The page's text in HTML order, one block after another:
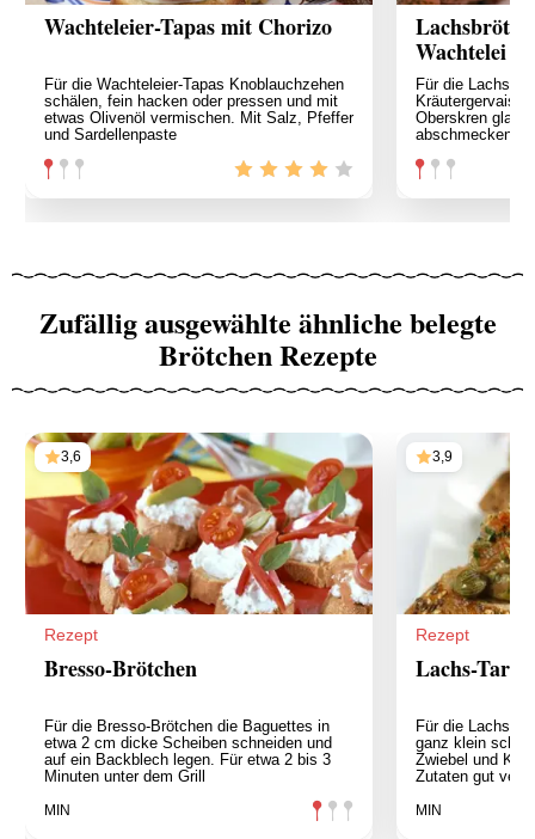
Wachteleier-Tapas mit Chorizo
Für die Wachteleier-Tapas Knoblauchzehen
schälen, fein hacken oder pressen und mit
etwas Olivenöl vermischen. Mit Salz, Pfeffer
und Sardellenpaste
Wachtelei
Für die
Kräutergervais
Oberskren glatt
abschmecken.
Zufällig ausgewählte ähnliche belegte
Brötchen Rezepte
3,6
Rezept
Bresso-Brötchen
Für die Bresso-Brötchen die Baguettes in
etwa 2 cm dicke Scheiben schneiden und
auf ein Backblech legen. Für etwa 2 bis 3
Minuten unter dem Grill
MIN
3,9
Rezept
Lachs-
Für die Lachs-
ganz klein
Zwiebel und
Zutaten gut
MIN